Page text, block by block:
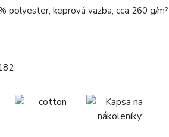
polyester, keprová vazba, cca 260 g/m²